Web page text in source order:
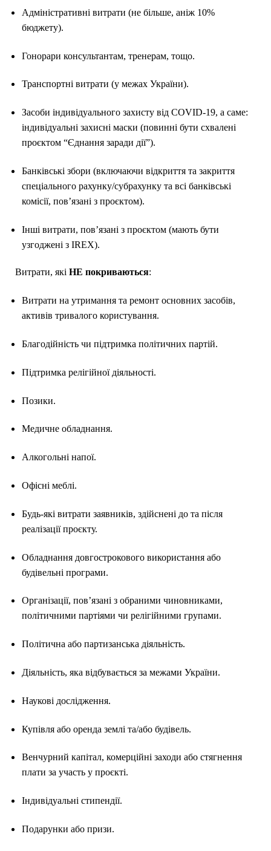
Адміністративні витрати (не більше, аніж 10%
бюджету).
Гонорари консультантам, тренерам, тощо.
Транспортні витрати (у межах України).
Засоби індивідуального захисту від COVID-19, а саме:
індивідуальні захисні маски (повинні бути схвалені
проєктом “Єднання заради дії”).
Банківські збори (включаючи відкриття та закриття
спеціального рахунку/субрахунку та всі банківські
комісії, пов’язані з проєктом).
Інші витрати, пов’язані з проєктом (мають бути
узгоджені з IREX).
Витрати, які НЕ покриваються:
Витрати на утримання та ремонт основних засобів,
активів тривалого користування.
Благодійність чи підтримка політичних партій.
Підтримка релігійної діяльності.
Позики.
Медичне обладнання.
Алкогольні напої.
Офісні меблі.
Будь-які витрати заявників, здійснені до та після
реалізації проєкту.
Обладнання довгострокового використання або
будівельні програми.
Організації, пов’язані з обраними чиновниками,
політичними партіями чи релігійними групами.
Політична або партизанська діяльність.
Діяльність, яка відбувається за межами України.
Наукові дослідження.
Купівля або оренда землі та/або будівель.
Венчурний капітал, комерційні заходи або стягнення
плати за участь у проєкті.
Індивідуальні стипендії.
Подарунки або призи.